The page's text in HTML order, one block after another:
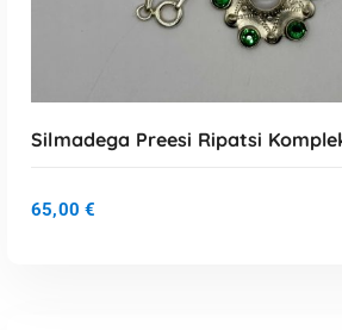
Silmadega Preesi Ripatsi
65,00 €